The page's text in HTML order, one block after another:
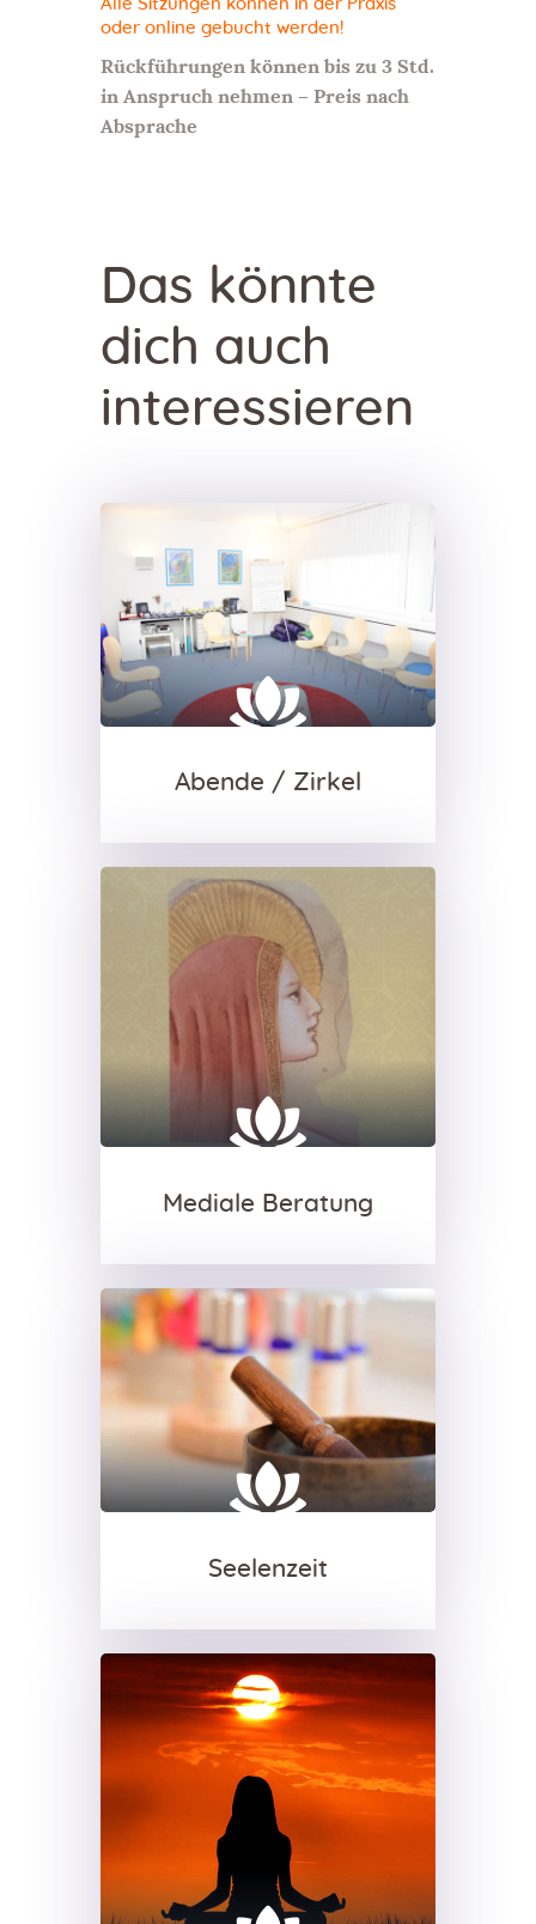
Alle Sitzungen können in der Praxis
oder online gebucht werden!
Rückführungen können bis zu 3 Std.
in Anspruch nehmen – Preis nach
Absprache
Das könnte
dich auch
interessieren
Abende / Zirkel
Mediale Beratung
Seelenzeit